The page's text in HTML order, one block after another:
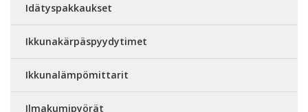
Idätyspakkaukset
Ikkunakärpäspyydytimet
Ikkunalämpömittarit
Ilmakumipyörät